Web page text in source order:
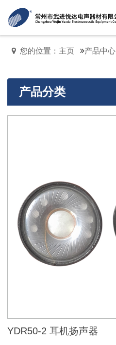
您的位置：主页 产品中心
产品分类
YDR50-2 耳机扬声器